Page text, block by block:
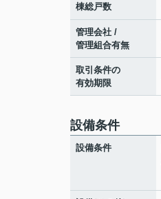
棟総戸数
管理会社 /
管理組合有無
取引条件の
有効期限
設備条件
設備条件